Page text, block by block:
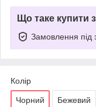
Що таке купити
Замовлення під
Колір
Чорний Бежевий